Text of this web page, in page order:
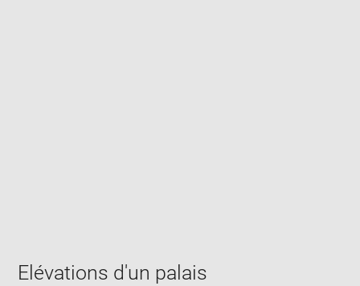
window
Elévations d'un palais